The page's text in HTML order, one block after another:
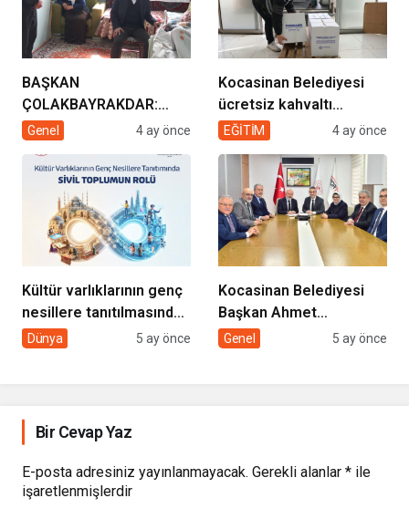
BAŞKAN
ÇOLAKBAYRAKDAR:
“EVDE SAĞLIK
GÖNÜLLERE
DOKUNUYORUZ”
Genel 4 ay önce
Kocasinan Belediyesi
ücretsiz kahvaltı
desteği projesi
EĞİTİM 4 ay önce
Kültür varlıklarının genç
nesillere tanıtılmasında
sivil toplumun rolü
Dünya 5 ay önce
Kocasinan Belediyesi
Başkan Ahmet
Çolakbayrakdar ile
Genel 5 ay önce
Bir Cevap Yaz
E-posta adresiniz yayınlanmayacak. Gerekli alanlar * ile
işaretlenmişlerdir